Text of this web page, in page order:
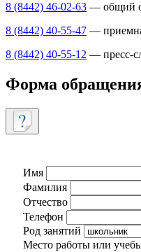
8 (8442) 46-02-63 — общий
8 (8442) 40-55-47 —
8 (8442) 40-55-12 — пресс-
Форма
Имя
Фамилия
Отчество
Телефон
Род занятий
Место работы или